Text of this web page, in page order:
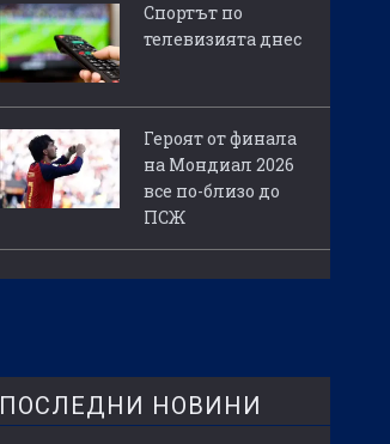
Спортът по
телевизията днес
Героят от финала
на Мондиал 2026
все по-близо до
ПСЖ
ПОСЛЕДНИ НОВИНИ